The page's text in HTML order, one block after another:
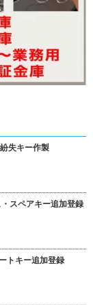
失キー作製
スペアキー追加登録
トキー追加登録